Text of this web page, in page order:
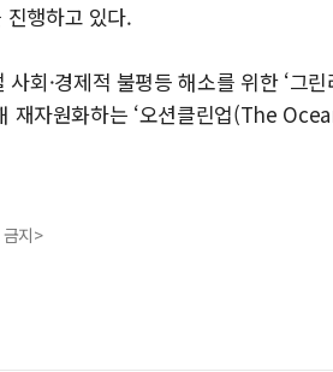
진행하고 있다.
회·경제적 불평등 해소를 위한 ‘그
자원화하는 ‘오션클린업(The
지>